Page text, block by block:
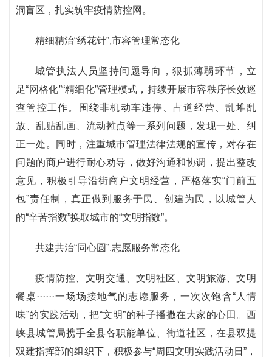
洞盲区，扎实筑牢疫情防控网。
精细精治“绣花针”,市容管理常态化
城管执法人员坚持问题导向，狠抓薄弱环节，立
足“网格化”“精细化”管理模式，持续开展市容秩序长效巡
查管控工作。围绕非机动车违停、占道经营、乱堆乱
放、乱贴乱画、流动摊点等一系列问题，发现一处、纠
正一处。同时，注重城市管理法律法规的宣传，对存在
问题的商户进行耐心劝导，做好沟通和协调，提出整改
意见，积极引导沿街商户文明经营，严格落实“门前五
包”责任制，真正做到服务于民、创建为民，以城管人
的“辛苦指数”换取城市的“文明指数”。
共建共治“同心圆”,志愿服务常态化
疫情防控、文明交通、文明社区、文明旅游、文明
餐桌······一场场接地气的志愿服务，一次次饱含“人情
味”的实践活动，把“文明”的种子播撒在大家的心田。西
峡县城管局携手全县各职能单位、街道社区，在县双提
双建指挥部的组织下，积极参与“周四文明实践活动日”，